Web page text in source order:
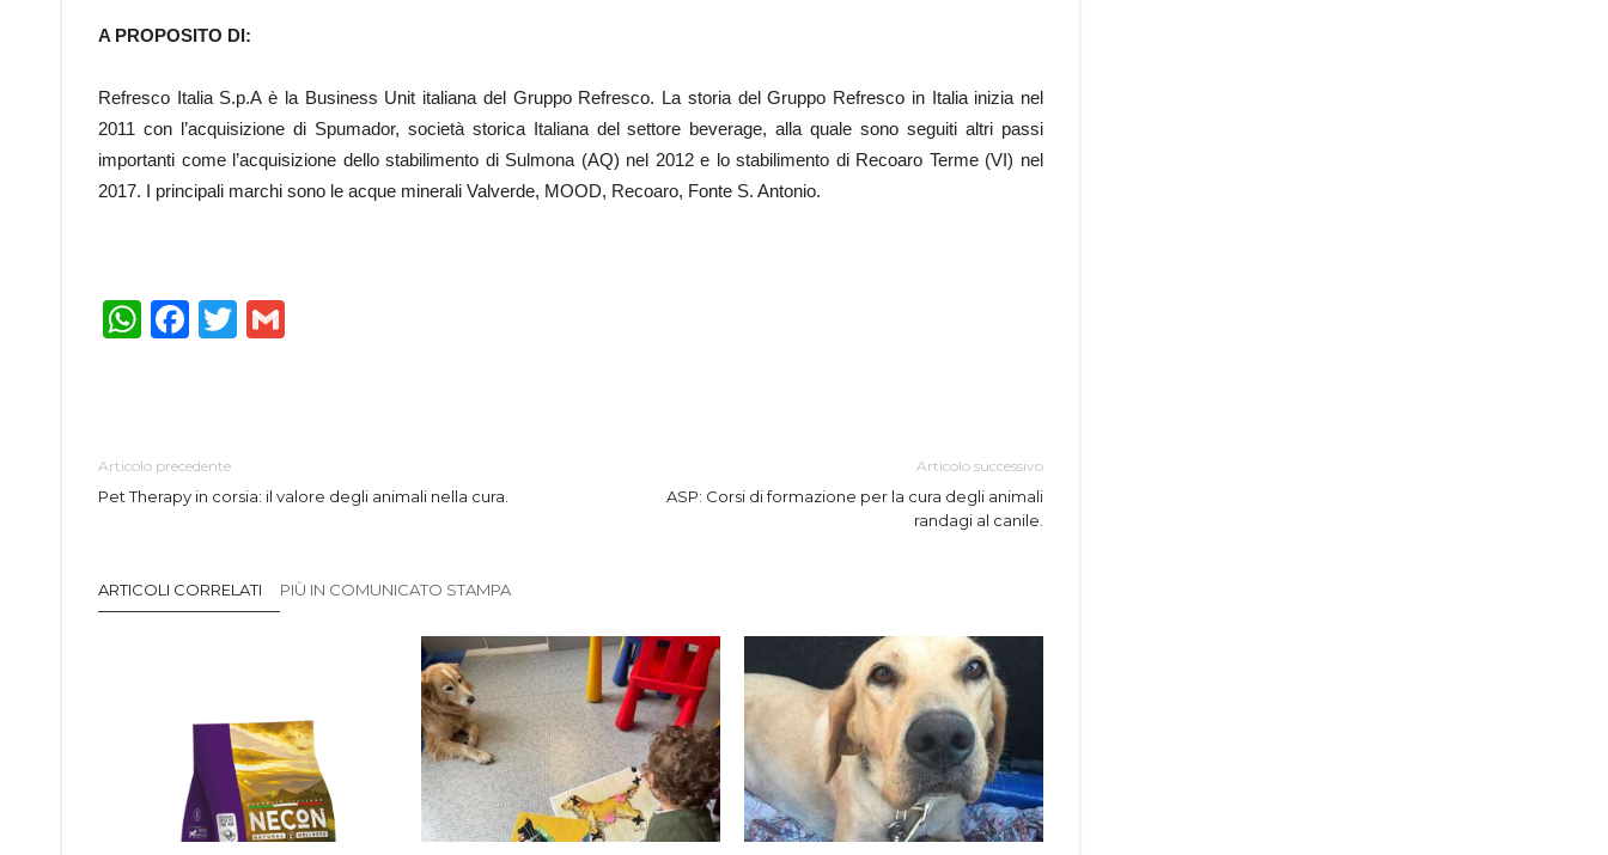
A PROPOSITO DI:
Refresco Italia S.p.A è la Business Unit italiana del Gruppo Refresco. La storia del Gruppo Refresco in Italia inizia nel
2011 con l’acquisizione di Spumador, società storica Italiana del settore beverage, alla quale sono seguiti altri passi
importanti come l’acquisizione dello stabilimento di Sulmona (AQ) nel 2012 e lo stabilimento di Recoaro Terme (VI) nel
2017. I principali marchi sono le acque minerali Valverde, MOOD, Recoaro, Fonte S. Antonio.
WhatsApp
Facebook
Twitter
Articolo precedente
Pet Therapy in corsia: il valore degli animali nella cura.
Articolo successivo
ASP: Corsi di formazione per la cura degli animali
randagi al canile.
ARTICOLI CORRELATI PIÙ IN COMUNICATO STAMPA